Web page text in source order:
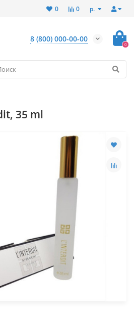
р.
0
0
8 (800) 000-00-00
0
35 ml